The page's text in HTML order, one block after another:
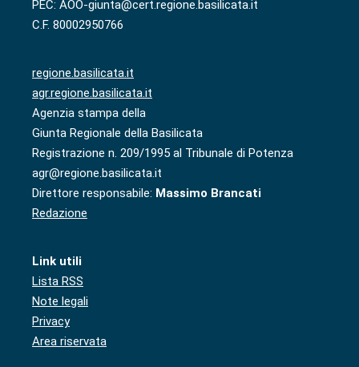
PEC: AOO-giunta@cert.regione.basilicata.it
C.F. 80002950766
regione.basilicata.it
agr.regione.basilicata.it
Agenzia stampa della
Giunta Regionale della Basilicata
Registrazione n. 209/1995 al Tribunale di Potenza
agr@regione.basilicata.it
Direttore responsabile: Massimo Brancati
Redazione
Link utili
Lista RSS
Note legali
Privacy
Area riservata